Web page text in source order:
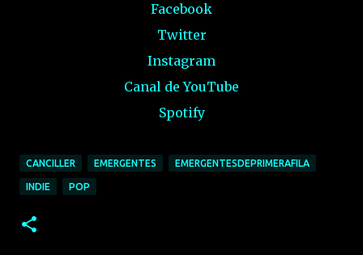
Facebook
Twitter
Instagram
Canal de YouTube
Spotify
CANCILLER EMERGENTES EMERGENTESDEPRIMERAFILA
INDIE POP